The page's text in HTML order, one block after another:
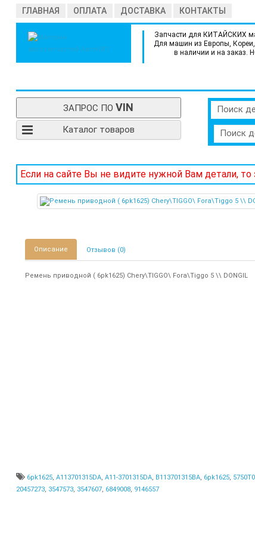
ГЛАВНАЯ ОПЛАТА ДОСТАВКА КОНТАКТЫ
Запчасти для КИТАЙСКИХ
Для машин из Европы,
в наличии и на заказ.
ЗАПРОС ПОVIN
Каталог товаров
Поиск
Поиск
Если на сайте Вы не видите нужной Вам детали,
Описание Отзывов (0)
Ремень приводной ( 6pk1625) Chery\TIGGO\ Fora\Tiggo 5 \\ DONGIL
6pk1625, A113701315DA, A11-3701315DA, B113701315BA, 6pk1625, 5750T0
20457273, 3547573, 3547607, 6849008, 9146557